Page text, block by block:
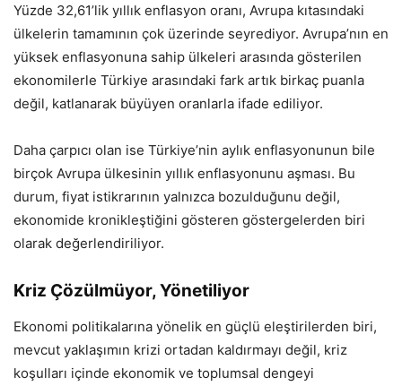
Yüzde 32,61’lik yıllık enflasyon oranı, Avrupa kıtasındaki
ülkelerin tamamının çok üzerinde seyrediyor. Avrupa’nın en
yüksek enflasyonuna sahip ülkeleri arasında gösterilen
ekonomilerle Türkiye arasındaki fark artık birkaç puanla
değil, katlanarak büyüyen oranlarla ifade ediliyor.
Daha çarpıcı olan ise Türkiye’nin aylık enflasyonunun bile
birçok Avrupa ülkesinin yıllık enflasyonunu aşması. Bu
durum, fiyat istikrarının yalnızca bozulduğunu değil,
ekonomide kronikleştiğini gösteren göstergelerden biri
olarak değerlendiriliyor.
Kriz Çözülmüyor, Yönetiliyor
Ekonomi politikalarına yönelik en güçlü eleştirilerden biri,
mevcut yaklaşımın krizi ortadan kaldırmayı değil, kriz
koşulları içinde ekonomik ve toplumsal dengeyi